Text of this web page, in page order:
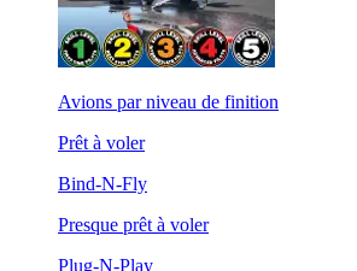
Avions par niveau de finition
Prêt à voler
Bind-N-Fly
Presque prêt à voler
Plug-N-Play